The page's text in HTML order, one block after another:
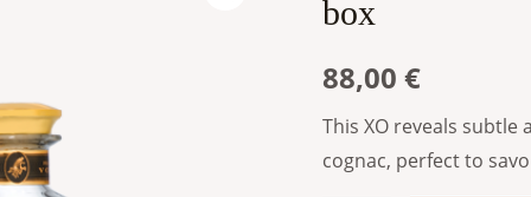
box
88,00 €
This XO reveals
cognac, perfect to
1st
Cru
Voyer
-